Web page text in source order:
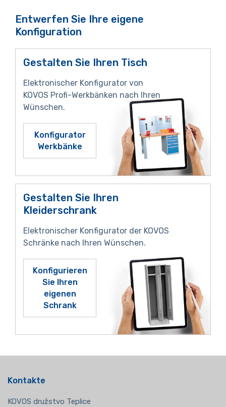
Entwerfen Sie Ihre eigene
Konfiguration
Gestalten Sie Ihren Tisch
Elektronischer Konfigurator von
KOVOS Profi-Werkbänken nach Ihren
Wünschen.
Konfigurator
Werkbänke
Gestalten Sie Ihren
Kleiderschrank
Elektronischer Konfigurator der KOVOS
Schränke nach Ihren Wünschen.
Konfigurieren
Sie Ihren
eigenen
Schrank
Kontakte
KOVOS družstvo Teplice